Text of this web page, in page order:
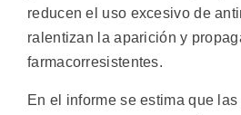
reducen el uso excesivo de
ralentizan la aparición y
farmacorresistentes.
En el informe se estima que